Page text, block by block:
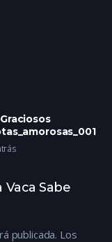
Sabe
publicada. Los